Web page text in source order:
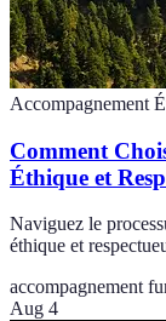
Accompagnement
Comment
Éthique et
Naviguez le
éthique et
accompagnement
Aug 4